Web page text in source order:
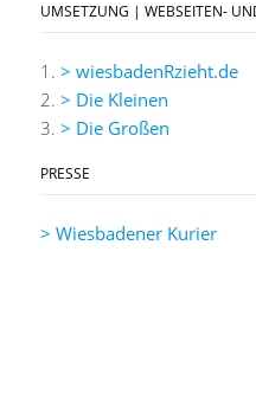
UMSETZUNG | WEBSEITEN-
1.> wiesbadenRzieht.de
2.> Die Kleinen
3.> Die Großen
PRESSE
> Wiesbadener Kurier